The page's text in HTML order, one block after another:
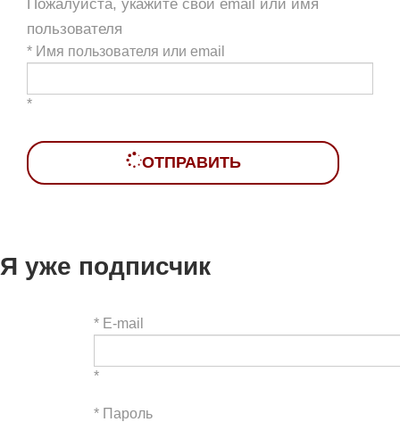
Пожалуйста, укажите свой email или имя
пользователя
* Имя пользователя или email
*
ОТПРАВИТЬ
Я уже подписчик
* E-mail
*
* Пароль